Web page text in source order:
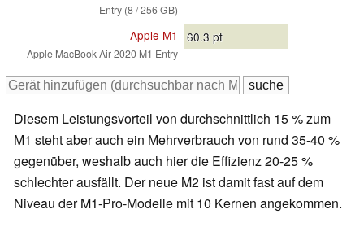
Entry (8 / 256 GB)
Apple M1
Apple MacBook Air 2020 M1 Entry
60.3 pt
Diesem Leistungsvorteil von durchschnittlich 15 % zum
M1 steht aber auch ein Mehrverbrauch von rund 35-40 %
gegenüber, weshalb auch hier die Effizienz 20-25 %
schlechter ausfällt. Der neue M2 ist damit fast auf dem
Niveau der M1-Pro-Modelle mit 10 Kernen angekommen.